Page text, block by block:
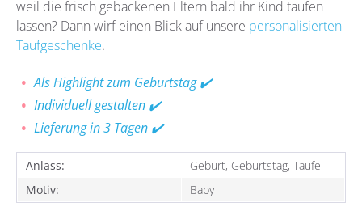
weil die frisch gebackenen Eltern bald ihr Kind taufen
lassen? Dann wirf einen Blick auf unsere personalisierten
Taufgeschenke.
Als Highlight zum Geburtstag ✔️
Individuell gestalten ✔️
Lieferung in 3 Tagen ✔️
Anlass:
Geburt, Geburtstag, Taufe
Motiv:
Baby